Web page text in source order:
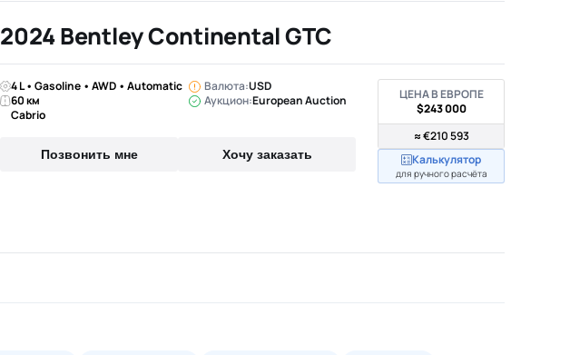
2024 Bentley Continental GTC
4 L • Gasoline • AWD • Automatic
60 км
Cabrio
Валюта:USD
Аукцион:European Auction
Позвонить мне Хочу заказать
ЦЕНА В ЕВРОПЕ
$243 000
≈ €210 593
Калькулятор
для ручного расчёта